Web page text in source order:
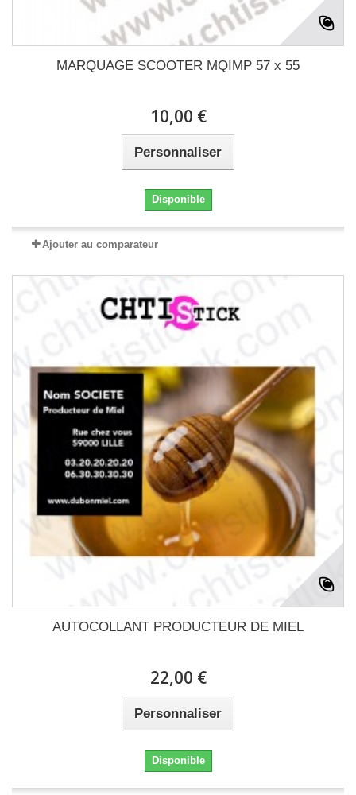
MARQUAGE SCOOTER MQIMP 57 x 55
10,00 €
Personnaliser
Disponible
Ajouter au comparateur
AUTOCOLLANT PRODUCTEUR DE MIEL
22,00 €
Personnaliser
Disponible